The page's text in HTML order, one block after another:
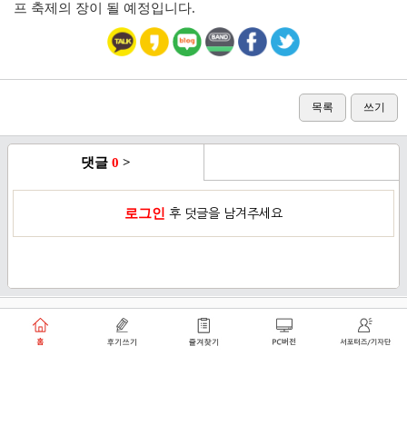
프 축제의 장이 될 예정입니다.
목록 쓰기
댓글 0 >
로그인 후 덧글을 남겨주세요
개인정보취급방침 로그인
쑥쑥플래닛 주식회사 대표이사 : 천선아